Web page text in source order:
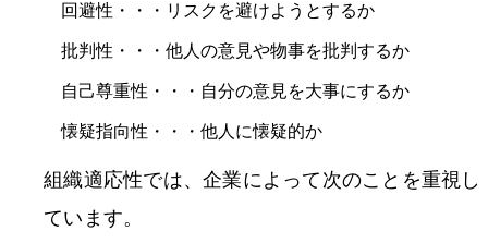
回避性・・・リスクを避けようとするか
批判性・・・他人の意見や物事を批判するか
自己尊重性・・・自分の意見を大事にするか
懐疑指向性・・・他人に懐疑的か
組織適応性では、企業によって次のことを重視し
ています。